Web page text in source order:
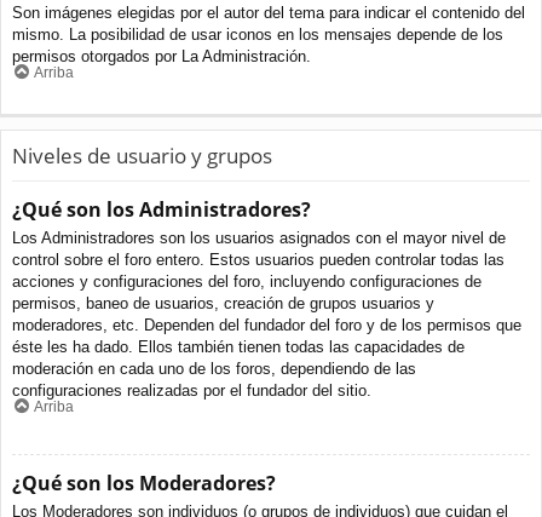
Son imágenes elegidas por el autor del tema para indicar el contenido del
mismo. La posibilidad de usar iconos en los mensajes depende de los
permisos otorgados por La Administración.
Arriba
Niveles de usuario y grupos
¿Qué son los Administradores?
Los Administradores son los usuarios asignados con el mayor nivel de
control sobre el foro entero. Estos usuarios pueden controlar todas las
acciones y configuraciones del foro, incluyendo configuraciones de
permisos, baneo de usuarios, creación de grupos usuarios y
moderadores, etc. Dependen del fundador del foro y de los permisos que
éste les ha dado. Ellos también tienen todas las capacidades de
moderación en cada uno de los foros, dependiendo de las
configuraciones realizadas por el fundador del sitio.
Arriba
¿Qué son los Moderadores?
Los Moderadores son individuos (o grupos de individuos) que cuidan el